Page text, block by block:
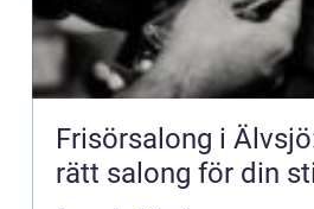
Frisörsalong i
rätt salong för din